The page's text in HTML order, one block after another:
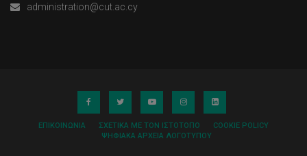
administration@cut.ac.cy
ΕΠΙΚΟΙΝΩΝΊΑ ΣΧΕΤΙΚΆ ΜΕ ΤΟΝ ΙΣΤΌΤΟΠΟ
COOKIE POLICY
ΨΗΦΙΑΚΆ ΑΡΧΕΊΑ ΛΟΓΌΤΥΠΟΥ